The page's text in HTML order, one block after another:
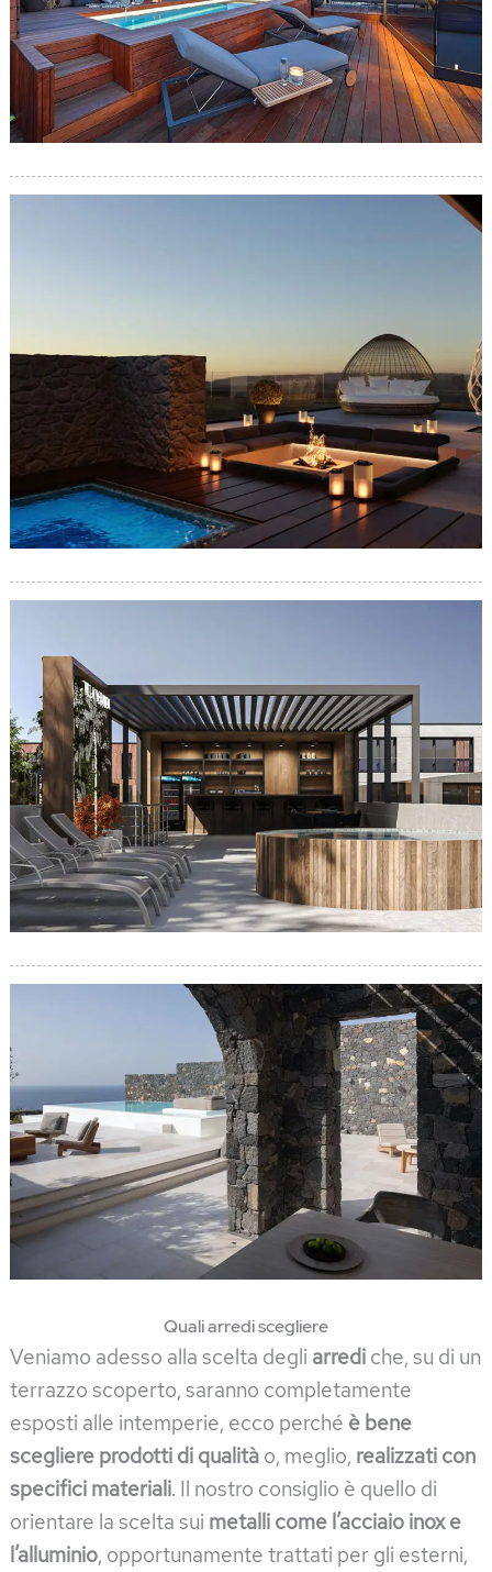
Quali arredi scegliere
Veniamo adesso alla scelta degli arredi che, su di un
terrazzo scoperto, saranno completamente
esposti alle intemperie, ecco perché è bene
scegliere prodotti di qualità o, meglio, realizzati con
specifici materiali. Il nostro consiglio è quello di
orientare la scelta sui metalli come l’acciaio inox e
l’alluminio, opportunamente trattati per gli esterni,